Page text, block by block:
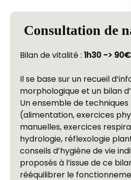
Consultation de
Bilan de vitalité : 1h30 -> 90€
Il se base sur un recueil
morphologique et un bilan
Un ensemble de
(alimentation, exercices
manuelles, exercices
hydrologie, réflexologie
conseils d’hygiène de vie
proposés à l’issue de ce
rééquilibrer le